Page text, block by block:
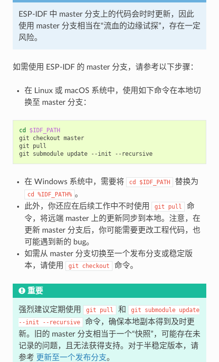
ESP-IDF 中 master 分支上的代码会时时更新，因此
使用 master 分支相当在“流血的边缘试探”，存在一定
风险。
如需使用 ESP-IDF 的 master 分支，请参考以下步骤：
在 Linux 或 macOS 系统中，使用如下命令在本地切
换至 master 分支：
cd
$IDF_PATH
git
checkout master
git
pull
git
submodule update --init --recursive
在 Windows 系统中，需要将 cd $IDF_PATH 替换为
cd %IDF_PATH% 。
此外，你还应在后续工作中不时使用
git pull
命
令，将远端 master 上的更新同步到本地。注意，在
更新 master 分支后，你可能需要更改工程代码，也
可能遇到新的 bug。
如需从 master 分支切换至一个发布分支或稳定版
本，请使用
git checkout 命令。
重要
强烈建议定期使用 git pull 和 git submodule update
--init
--recursive
命令，确保本地副本得到及时更
新。旧的 master 分支相当于一个“快照”，可能存在未
记录的问题，且无法获得支持。对于半稳定版本，请
参考 更新至一个发布分支。